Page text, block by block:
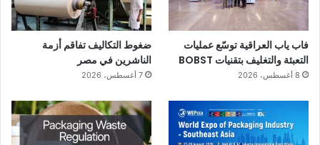
فاب ياب العراقية توسّع عمليات
التعبئة والتغليف بتقنيات BOBST
8 أغسطس، 2026
ضغوط التكاليف تفاقم أزمة
الناشرين في مصر
7 أغسطس، 2026